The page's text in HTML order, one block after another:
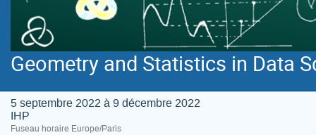
Geometry and Statistics in Data
5 septembre 2022 à 9 décembre 2022
IHP
Fuseau horaire Europe/Paris